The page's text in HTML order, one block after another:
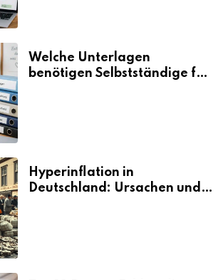
Welche Unterlagen
benötigen Selbstständige für
Hyperinflation in
Deutschland: Ursachen und